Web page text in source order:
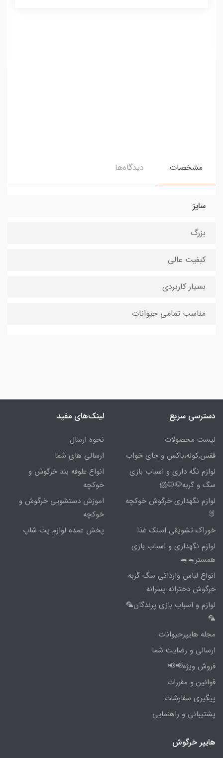
مشخصات دیدگاه‌ها
سایز
بزرگ
کبفیت عالی
بسیار کاربردی
مناسب تمامی حیوانات
دسترسی سریع
لیست محصولات
قفس,کوله،باکس و جای خواب
لوازم نگه داری و اسباب بازی
سگ و گربه🐶🐱🐹
لوازم نگهداری خرگوش خوکچه
🐰
خوراک تشویقی اسنک غذا
لوازم نگهداری و اسباب بازی
همستر🐁🐀
انواع لباس وارداتی سگ گربه
خرگوش دخترانه پسرانه
لوازم و اسباب بازی پرندگان🦜
🦜
مجله هایپرحیوانات
ارسالی و رضایت شما
فروش ویژه📢📢
قوانین و مقررات
پیگیری سفارشات
پشتیبانی و راهنمایی
لینک‌های مفید
نحوه ارسال
ارسالی های شما
انواع علوفه بند خرگوش و
خوکچه
اموزش دستشویی خرگوش و
خوکچه
پخش عمده لوازم پت شاپ
هایپر خرگوش